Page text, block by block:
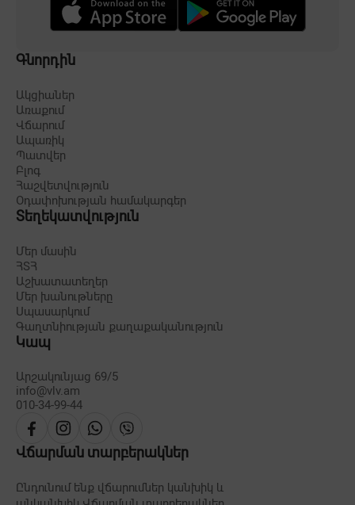
Գնորդին
Ակցիաներ
Առաքում
Վճարում
Ապառիկ
Պատվեր
Բլոգ
Հաշվետվություն
Օդափոխության համակարգեր
Տեղեկատվություն
Մեր մասին
ՀՏՀ
Աշխատատեղեր
Մեր խանութները
Սպասարկում
Գաղտնիության քաղաքականություն
Կապ
Արշակունյաց 69/5
info@vlv.am
010-34-99-44
Վճարման տարբերակներ
Ընդունում ենք վճարումներ կանխիկ և